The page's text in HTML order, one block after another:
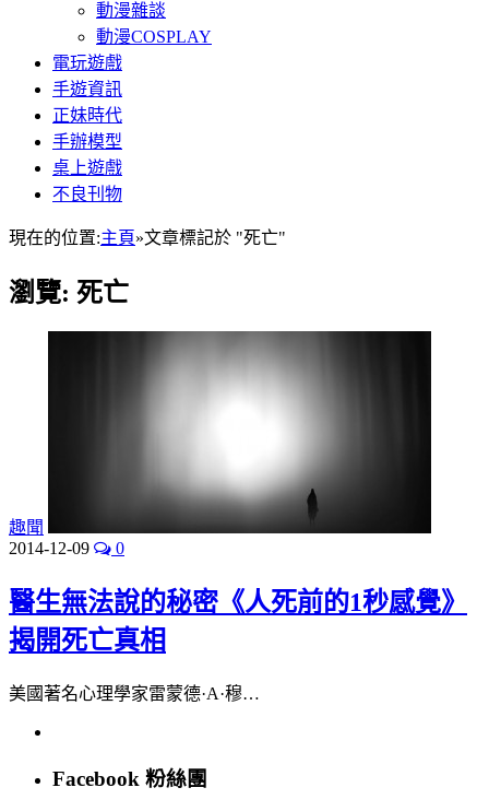
動漫雜談
動漫COSPLAY
電玩遊戲
手遊資訊
正妹時代
手辦模型
桌上遊戲
不良刊物
現在的位置:主頁»文章標記於 "死亡"
瀏覽: 死亡
趣聞
2014-12-09
0
醫生無法說的秘密《人死前的1秒感覺》
揭開死亡真相
美國著名心理學家雷蒙德·A·穆…
Facebook 粉絲團